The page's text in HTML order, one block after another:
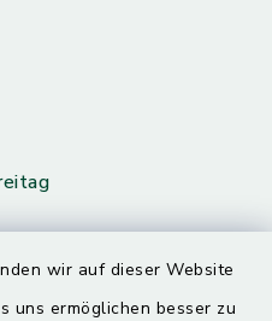
wir auf dieser Website
uns ermöglichen besser zu